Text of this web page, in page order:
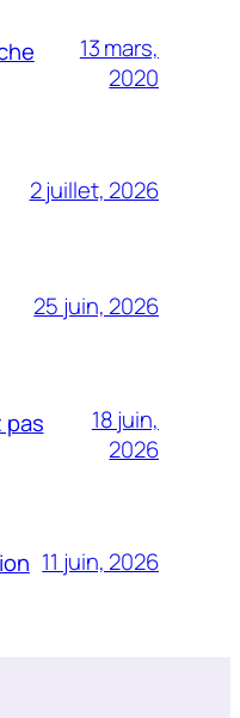
13 mars,
2020
2 juillet, 2026
25 juin, 2026
pas
18 juin,
2026
11 juin, 2026